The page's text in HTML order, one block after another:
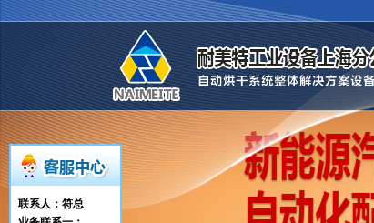
联系人：符总